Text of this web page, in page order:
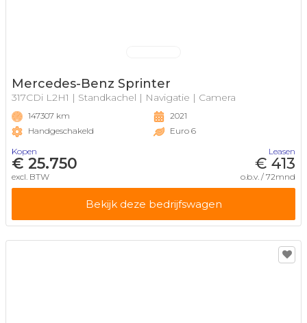
Mercedes-Benz Sprinter
317CDi L2H1 | Standkachel | Navigatie | Camera
147307 km
Handgeschakeld
2021
Euro 6
Kopen
€ 25.750
excl. BTW
Leasen
€ 413
o.b.v. / 72mnd
Bekijk deze bedrijfswagen